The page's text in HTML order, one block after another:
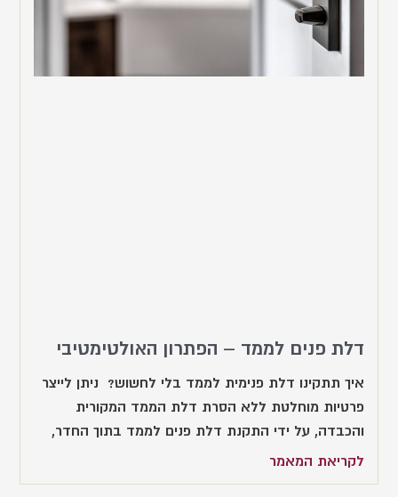
דלת פנים לממד – הפתרון האולטימטיבי
איך תתקינו דלת פנימית לממד בלי לחשוש? ניתן לייצר
פרטיות מוחלטת ללא הסרת דלת הממד המקורית
והכבדה, על ידי התקנת דלת פנים לממד בתוך החדר,
לקריאת המאמר